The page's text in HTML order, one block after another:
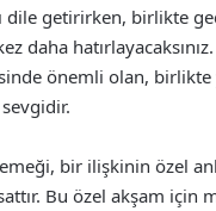
dile getirirken, birlikte
daha
önemli olan, birlikte
sevgidir.
bir ilişkinin özel
Bu özel akşam için